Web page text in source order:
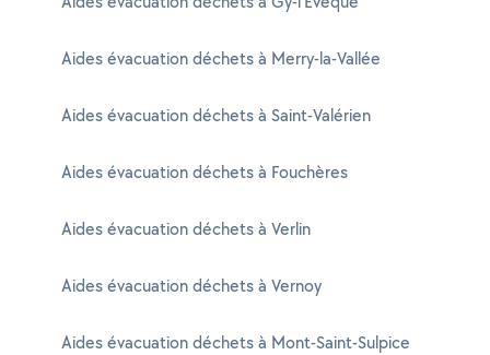
Aides évacuation déchets à Merry-la-Vallée
Aides évacuation déchets à Saint-Valérien
Aides évacuation déchets à Fouchères
Aides évacuation déchets à Verlin
Aides évacuation déchets à Vernoy
Aides évacuation déchets à Mont-Saint-Sulpice